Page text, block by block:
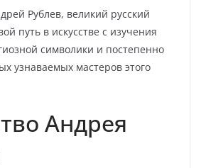
Рублев, великий русский
путь в искусстве с изучения
символики и постепенно
узнаваемых мастеров этого
Андрея